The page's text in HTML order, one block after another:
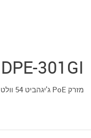
DPE-301GI
מזרק PoE ג'יגהביט 54 וולט DC